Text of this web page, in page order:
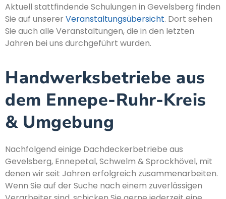
Aktuell stattfindende Schulungen in Gevelsberg finden
Sie auf unserer Veranstaltungsübersicht. Dort sehen
Sie auch alle Veranstaltungen, die in den letzten
Jahren bei uns durchgeführt wurden.
Handwerksbetriebe aus
dem Ennepe-Ruhr-Kreis
& Umgebung
Nachfolgend einige Dachdeckerbetriebe aus
Gevelsberg, Ennepetal, Schwelm & Sprockhövel, mit
denen wir seit Jahren erfolgreich zusammenarbeiten.
Wenn Sie auf der Suche nach einem zuverlässigen